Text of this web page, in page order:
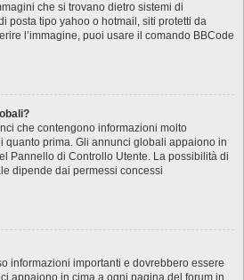
che si trovano dietro sistemi di
posta tipo yahoo o hotmail, siti protetti da
l’immagine, puoi usare il comando BBCode
che contengono informazioni molto
quanto prima. Gli annunci globali appaiono in
Pannello di Controllo Utente. La possibilità di
dipende dai permessi concessi
informazioni importanti e dovrebbero essere
appaiono in cima a ogni pagina del forum in